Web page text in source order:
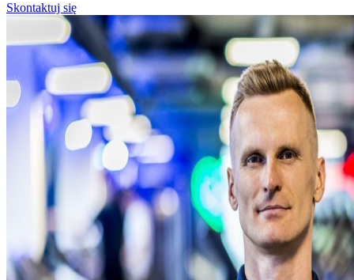
Skontaktuj się